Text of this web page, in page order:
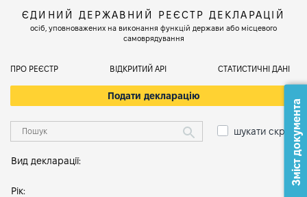
ЄДИНИЙ ДЕРЖАВНИЙ РЕЄСТР ДЕКЛАРАЦІЙ
осіб, уповноважених на виконання функцій держави або місцевого
самоврядування
ПРО РЕЄСТР ВІДКРИТИЙ АРІ СТАТИСТИЧНІ ДАНІ
Подати декларацію
шукати скрізь
Вид декларації:
Рік:
Зміст документа